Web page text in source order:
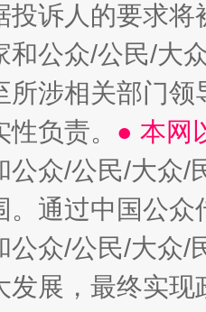
投诉人的要求将
和公众/公民/大
所涉相关部门
负责。 ● 本网
公众/公民/大众
。通过中国公
公众/公民/大众
发展，最终实